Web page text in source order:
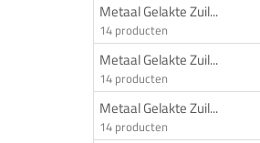
Metaal Gelakte Zuil...
14 producten
Metaal Gelakte Zuil...
14 producten
Metaal Gelakte Zuil...
14 producten